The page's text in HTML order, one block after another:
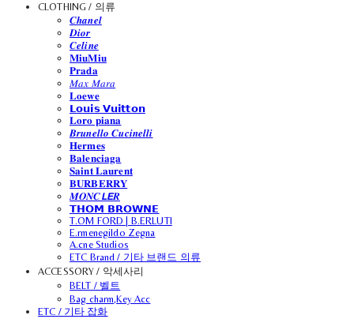
CLOTHING / 의류
𝑪𝒉𝒂𝒏𝒆𝒍
𝑫𝒊𝒐𝒓
𝑪𝒆𝒍𝒊𝒏𝒆
𝐌𝐢𝐮𝐌𝐢𝐮
𝐏𝐫𝐚𝐝𝐚
𝑀𝑎𝑥 𝑀𝑎𝑟𝑎
𝐋𝐨𝐞𝐰𝐞
𝗟𝗼𝘂𝗶𝘀 𝗩𝘂𝗶𝘁𝘁𝗼𝗻
𝐋𝐨𝐫𝐨 𝐩𝐢𝐚𝐧𝐚
𝑩𝒓𝒖𝒏𝒆𝒍𝒍𝒐 𝑪𝒖𝒄𝒊𝒏𝒆𝒍𝒍𝒊
𝐇𝐞𝐫𝐦𝐞𝐬
𝐁𝐚𝐥𝐞𝐧𝐜𝐢𝐚𝐠𝐚
𝐒𝐚𝐢𝐧𝐭 𝐋𝐚𝐮𝐫𝐞𝐧𝐭
𝐁𝐔𝐑𝐁𝐄𝐑𝐑𝐘
𝑴𝑶𝑵𝑪𝙇𝙀𝑹
𝗧𝗛𝗢𝗠 𝗕𝗥𝗢𝗪𝗡𝗘
T.OM FORD | B.ERLUTI
E.rmenegildo Zegna
A.cne Studios
ETC Brand / 기타 브랜드 의류
ACCESSORY / 악세사리
BELT / 벨트
Bag charm,Key Acc
ETC / 기타 잡화